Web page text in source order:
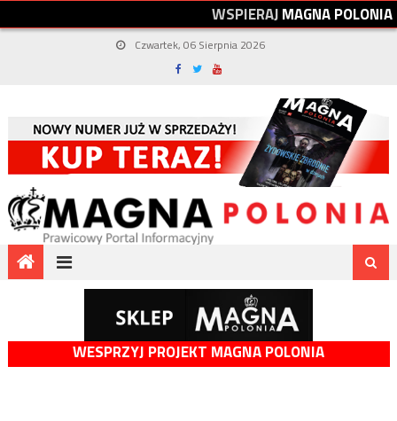
WSPIERAJMAGNAPOLONIA
Czwartek, 06 Sierpnia 2026
WESPRZYJ PROJEKT MAGNA POLONIA